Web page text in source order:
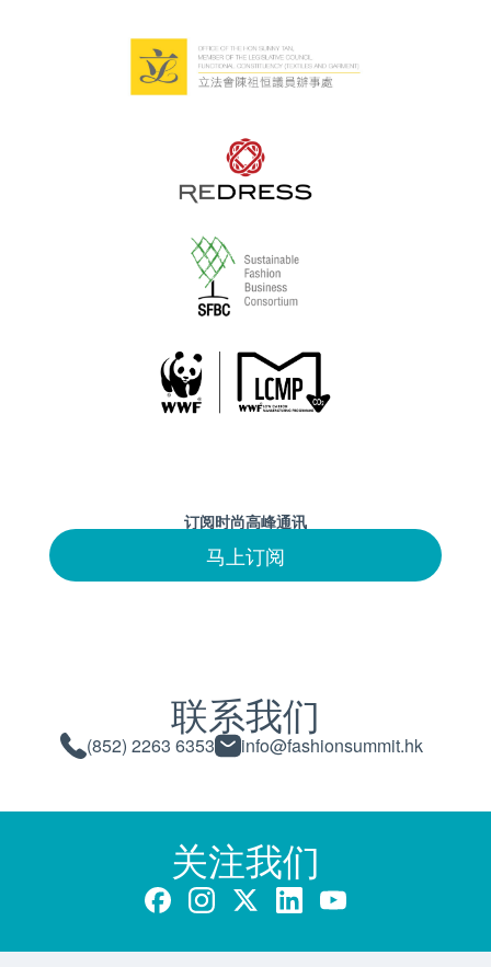
订阅时尚高峰通讯
马上订阅
联系我们
(852) 2263 6353 info@fashionsummit.hk
关注我们